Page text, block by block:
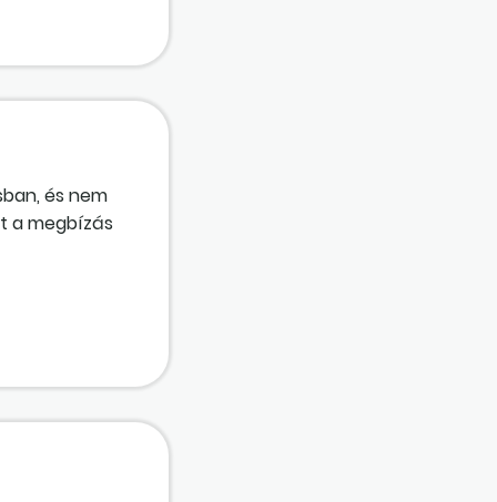
és nem
a megbízás
e rá abban